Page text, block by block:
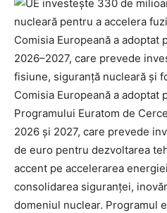
Comisia Europeană a adoptat
2026–2027, care prevede
fisiune, siguranță nucleară și
Comisia Europeană a adoptat
Programului Euratom de
2026 și 2027, care prevede
de euro pentru dezvoltarea
accent pe accelerarea
consolidarea siguranței,
domeniul nuclear. Programul